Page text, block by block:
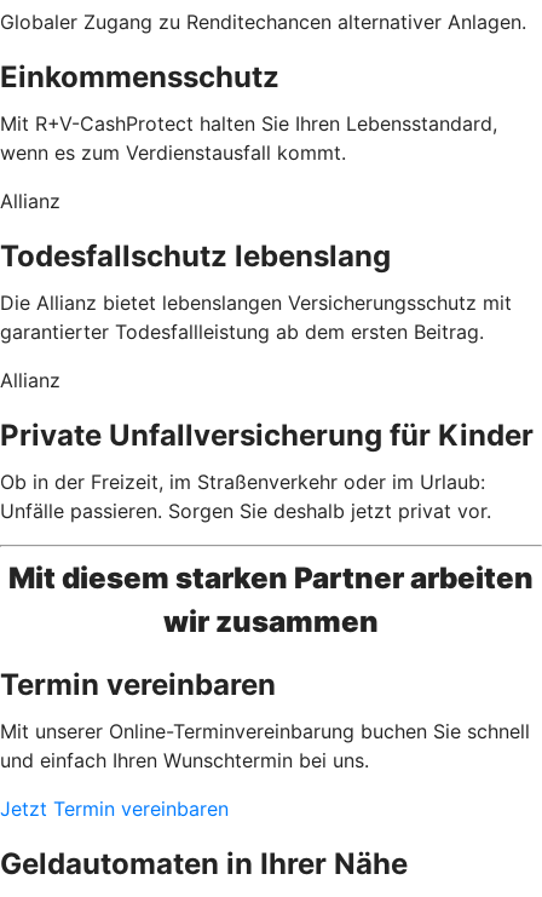
Globaler Zugang zu Rendite­chancen alternativer Anlagen.
Einkommensschutz
Mit R+V-CashProtect halten Sie Ihren Lebensstandard,
wenn es zum Verdienstausfall kommt.
Allianz
Todesfallschutz lebenslang
Die Allianz bietet lebenslangen Versicherungsschutz mit
garantierter Todesfallleistung ab dem ersten Beitrag.
Allianz
Private Unfallversicherung für Kinder
Ob in der Freizeit, im Straßenverkehr oder im Urlaub:
Unfälle passieren. Sorgen Sie deshalb jetzt privat vor.
Mit diesem starken Partner arbeiten
wir zusammen
Termin vereinbaren
Mit unserer Online-Terminvereinbarung buchen Sie schnell
und einfach Ihren Wunschtermin bei uns.
Jetzt Termin vereinbaren
Geldautomaten in Ihrer Nähe